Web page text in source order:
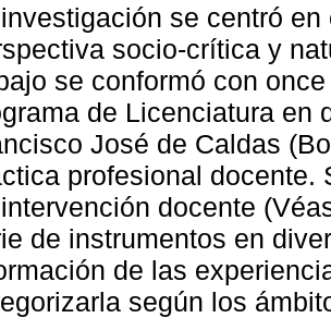
se centró
socio-crítica y
se conformó con
de Licenciatura en
José de Caldas
profesional docente.
docente
de instrumentos en
de las
según los